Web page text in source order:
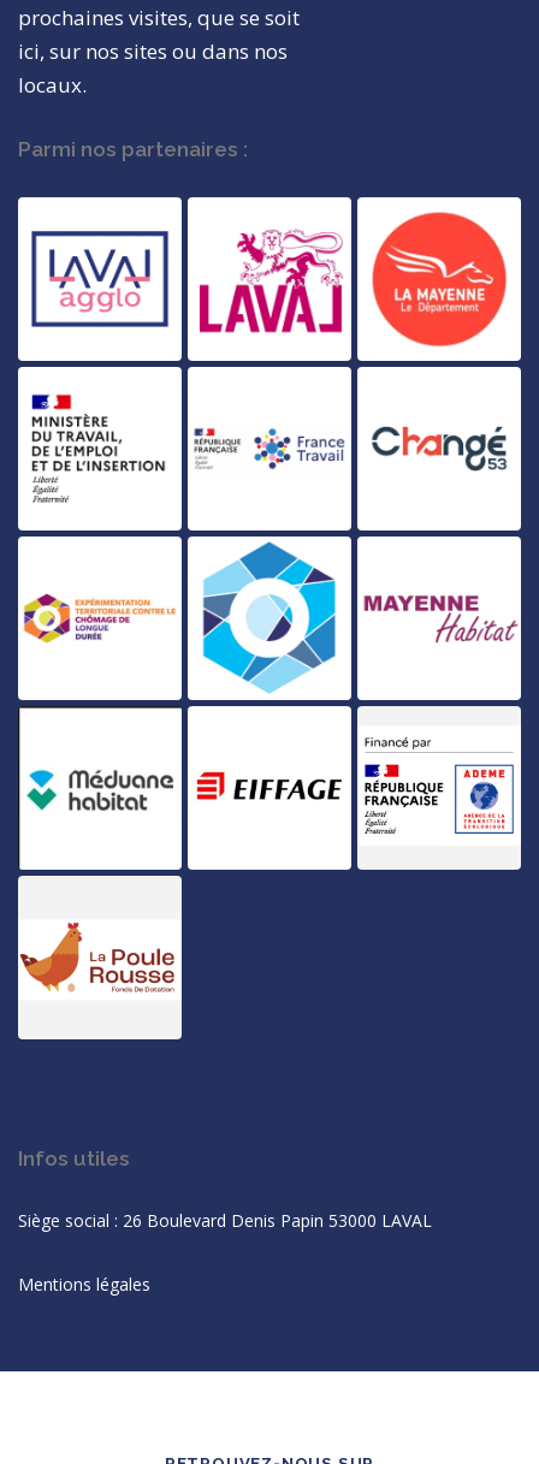
prochaines visites, que se soit
ici, sur nos sites ou dans nos
locaux.
Parmi nos partenaires :
Infos utiles
Siège social : 26 Boulevard Denis Papin 53000 LAVAL
Mentions légales